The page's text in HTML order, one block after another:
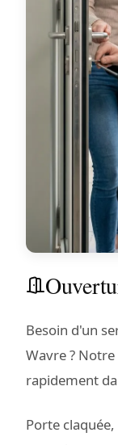
Besoin d'un
Wavre ?
rapidement
Porte